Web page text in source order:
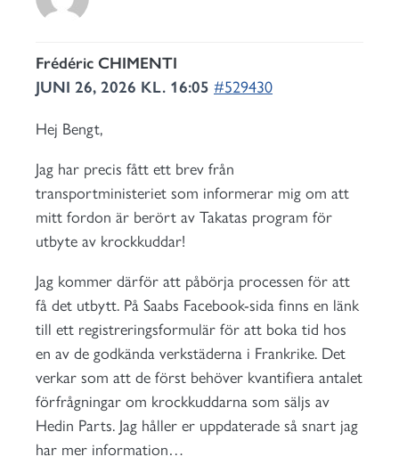
Frédéric CHIMENTI
JUNI 26, 2026 KL. 16:05 #529430
Hej Bengt,
Jag har precis fått ett brev från
transportministeriet som informerar mig om att
mitt fordon är berört av Takatas program för
utbyte av krockkuddar!
Jag kommer därför att påbörja processen för att
få det utbytt. På Saabs Facebook-sida finns en länk
till ett registreringsformulär för att boka tid hos
en av de godkända verkstäderna i Frankrike. Det
verkar som att de först behöver kvantifiera antalet
förfrågningar om krockkuddarna som säljs av
Hedin Parts. Jag håller er uppdaterade så snart jag
har mer information…